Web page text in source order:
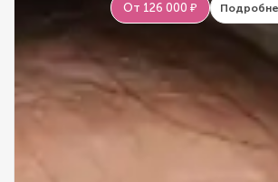
От 126 000 ₽